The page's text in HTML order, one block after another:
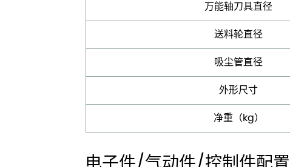
万能轴刀具直径
送料轮直径
吸尘管直径
外形尺寸
净重（kg）